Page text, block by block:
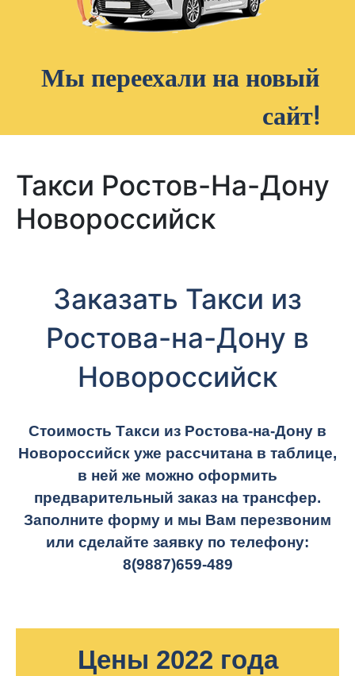
Мы переехали на новый
сайт!
Такси Ростов-На-Дону
Новороссийск
Заказать Такси из
Ростова-на-Дону в
Новороссийск
Стоимость Такси из Ростова-на-Дону в
Новороссийск уже рассчитана в таблице,
в ней же можно оформить
предварительный заказ на трансфер.
Заполните форму и мы Вам перезвоним
или сделайте заявку по телефону:
8(9887)659-489
Цены 2022 года